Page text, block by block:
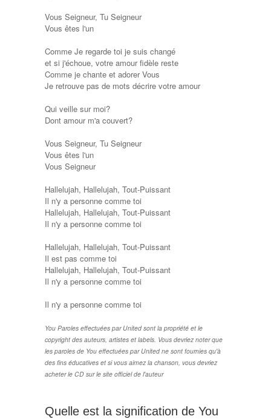
Vous Seigneur, Tu Seigneur
Vous êtes l'un
Comme Je regarde toi je suis changé
et si j'échoue, votre amour fidèle reste
Comme je chante et adorer Vous
Je retrouve pas de mots décrire votre amour
Qui veille sur moi?
Dont amour m'a couvert?
Vous Seigneur, Tu Seigneur
Vous êtes l'un
Vous Seigneur
Hallelujah, Hallelujah, Tout-Puissant
Il n'y a personne comme toi
Hallelujah, Hallelujah, Tout-Puissant
Il n'y a personne comme toi
Hallelujah, Hallelujah, Tout-Puissant
Il est pas comme toi
Hallelujah, Hallelujah, Tout-Puissant
Il n'y a personne comme toi
Il n'y a personne comme toi
You Paroles effectuées par United sont la propriété et le
copyright des auteurs, artistes et labels. Vous devriez noter que
les paroles de You effectuées par United ne sont fournies qu'à
des fins éducatives et si vous aimez la chanson, vous devriez
acheter le CD sur le site officiel de l'auteur
Quelle est la signification de You